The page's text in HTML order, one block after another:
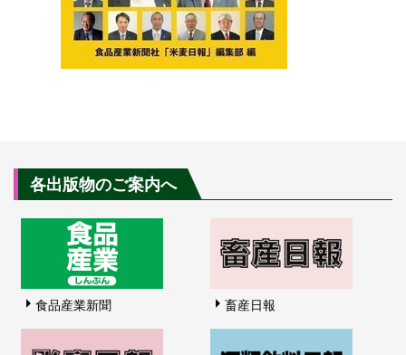
各出版物のご案内へ
食品産業新聞 畜産日報